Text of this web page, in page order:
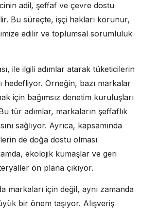
adil, şeffaf ve çevre dostu
Bu süreçte, işçi hakları korunur,
edilir ve toplumsal sorumluluk
ile ilgili adımlar atarak tüketicilerin
hedefliyor. Örneğin, bazı markalar
için bağımsız denetim kuruluşları
tür adımlar, markaların şeffaflık
sağlıyor. Ayrıca, kapsamında
de doğa dostu olması
ekolojik kumaşlar ve geri
ön plana çıkıyor.
markaları için değil, aynı zamanda
bir önem taşıyor. Alışveriş